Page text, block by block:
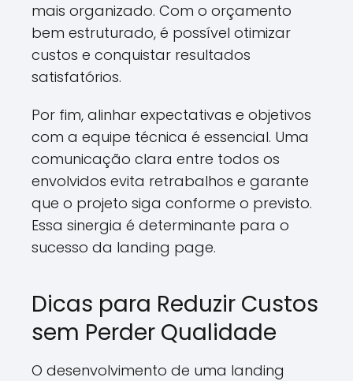
mais organizado. Com o orçamento
bem estruturado, é possível otimizar
custos e conquistar resultados
satisfatórios.
Por fim, alinhar expectativas e objetivos
com a equipe técnica é essencial. Uma
comunicação clara entre todos os
envolvidos evita retrabalhos e garante
que o projeto siga conforme o previsto.
Essa sinergia é determinante para o
sucesso da landing page.
Dicas para Reduzir Custos
sem Perder Qualidade
O desenvolvimento de uma landing